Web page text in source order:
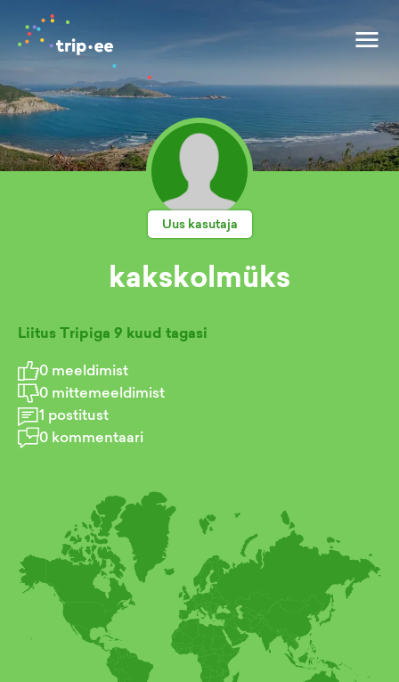
Uus kasutaja
kakskolmüks
Liitus Tripiga 9 kuud tagasi
0 meeldimist
0 mittemeeldimist
1 postitust
0 kommentaari